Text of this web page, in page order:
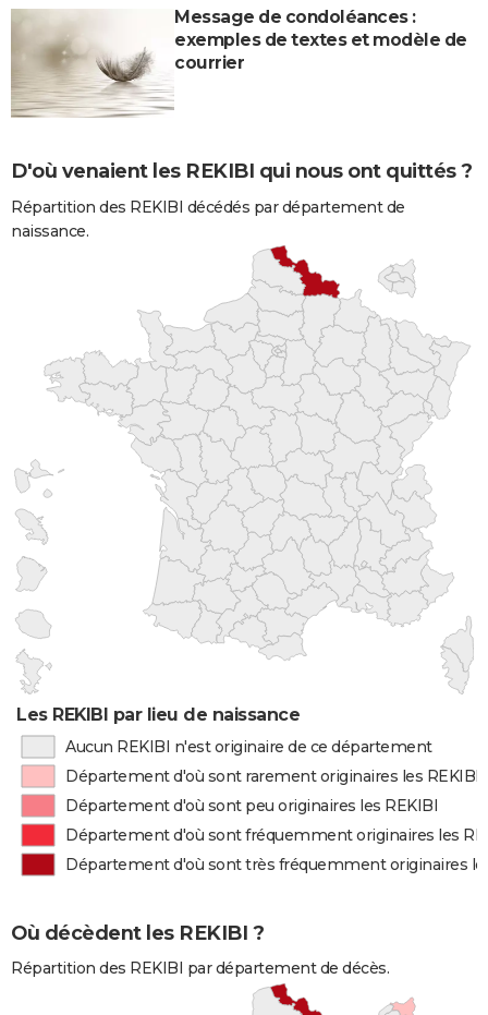
Message de condoléances :
exemples de textes et modèle de
courrier
D'où venaient les REKIBI qui nous ont quittés ?
Répartition des REKIBI décédés par département de
naissance.
Les REKIBI par lieu de naissance
Aucun REKIBI n'est originaire de ce département
Département d'où sont rarement originaires les REKIBI
Département d'où sont peu originaires les REKIBI
Département d'où sont fréquemment originaires les
Département d'où sont très fréquemment originaires
Où décèdent les REKIBI ?
Répartition des REKIBI par département de décès.